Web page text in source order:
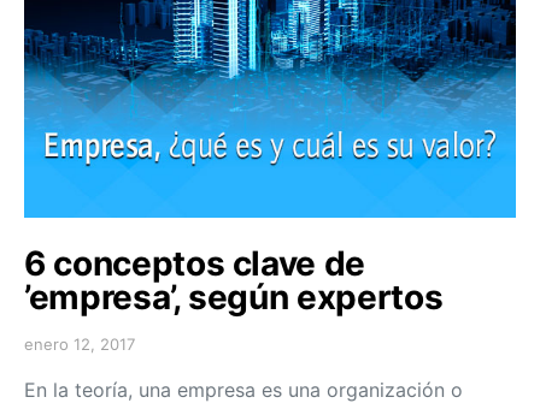
6 conceptos clave de
’empresa’, según expertos
enero 12, 2017
En la teoría, una empresa es una organización o